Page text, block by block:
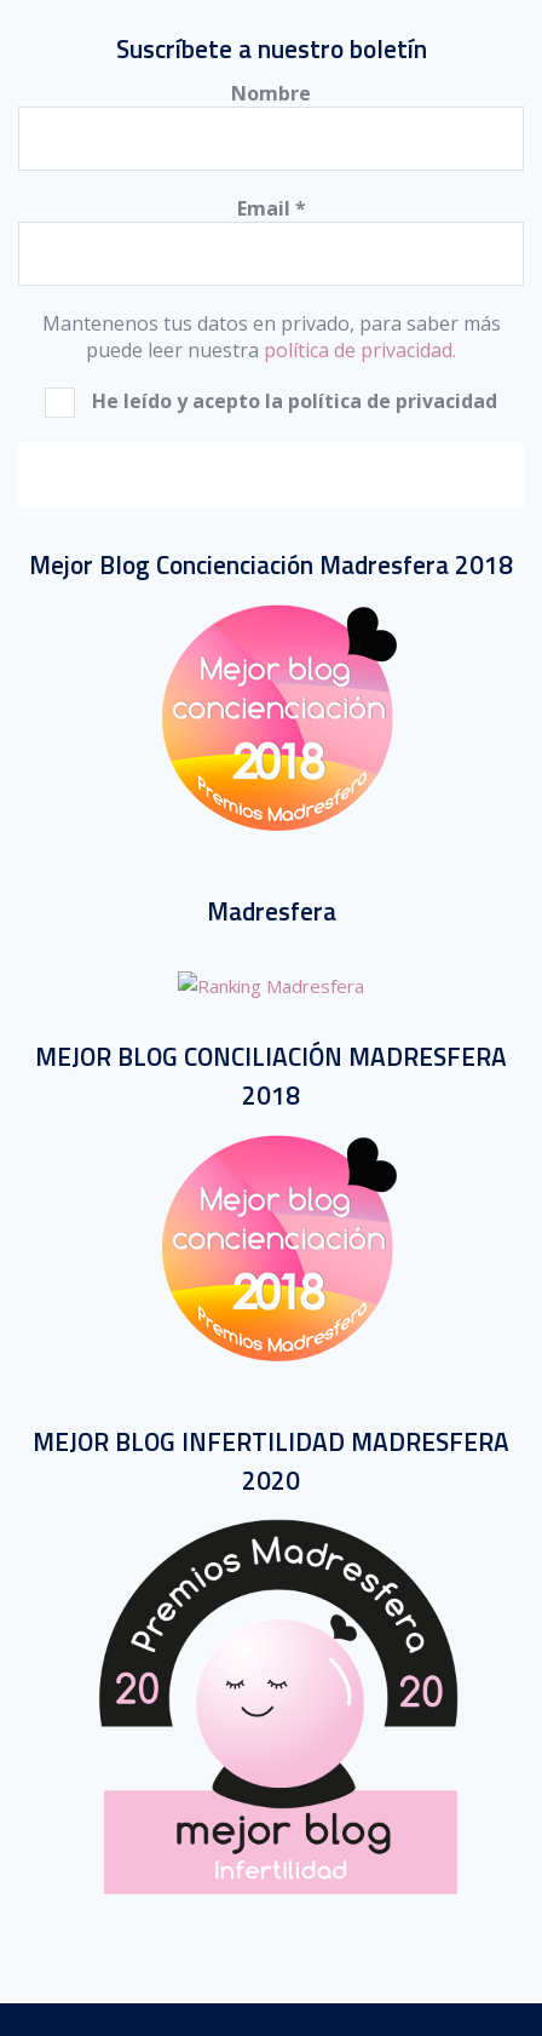
Suscríbete a nuestro boletín
Nombre
Email *
Mantenenos tus datos en privado, para saber más
puede leer nuestra política de privacidad.
He leído y acepto la política de privacidad
Mejor Blog Concienciación Madresfera 2018
Madresfera
MEJOR BLOG CONCILIACIÓN MADRESFERA
2018
MEJOR BLOG INFERTILIDAD MADRESFERA
2020